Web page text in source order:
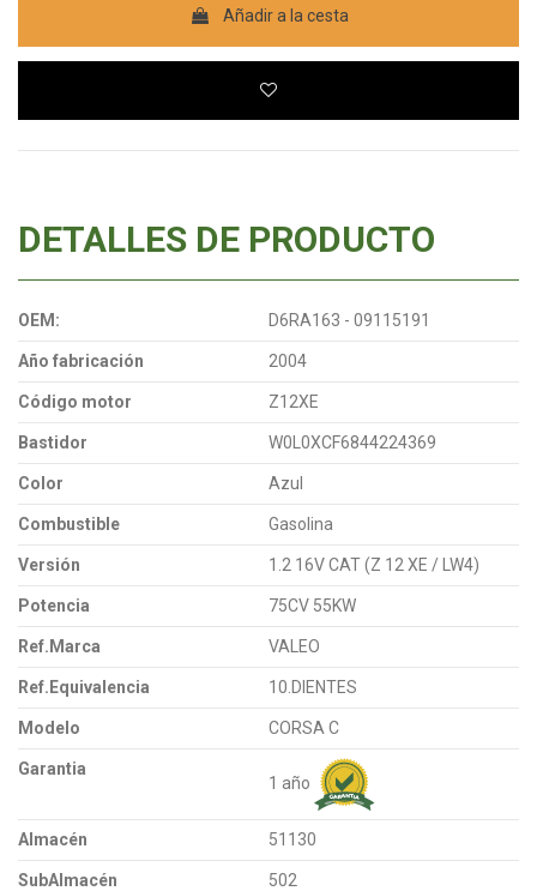
Añadir a la cesta
DETALLES DE PRODUCTO
OEM: D6RA163 - 09115191
Año fabricación 2004
Código motor Z12XE
Bastidor W0L0XCF6844224369
Color Azul
Combustible Gasolina
Versión 1.2 16V CAT (Z 12 XE / LW4)
Potencia 75CV 55KW
Ref.Marca VALEO
Ref.Equivalencia 10.DIENTES
Modelo CORSA C
Garantia
1 año
Almacén 51130
SubAlmacén 502